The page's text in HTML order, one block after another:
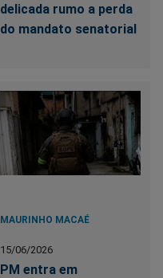
delicada rumo a perda
do mandato senatorial
MAURINHO MACAÉ
15/06/2026
PM entra em